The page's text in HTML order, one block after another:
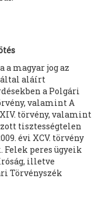
magyar jog az
által aláírt
a Polgári
valamint A
törvény, valamint
tisztességtelen
évi XCV. törvény
peres ügyeik
illetve
Törvényszék